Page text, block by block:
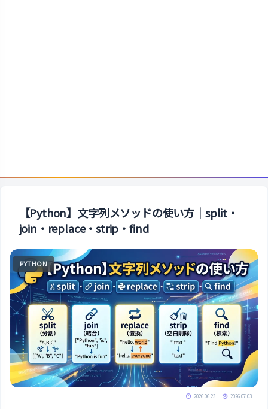
【Python】文字列メソッドの使い方｜split・
join・replace・strip・find
PYTHON
2026.06.23 2026.07.03